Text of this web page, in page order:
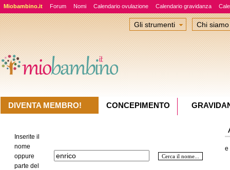
Miobambino.it Forum Nomi Calendario ovulazione Calendario gravidanza
Inserite il
nome
oppure
parte del
e
Gli strumenti Chi siamo
DIVENTA MEMBRO! CONCEPIMENTO